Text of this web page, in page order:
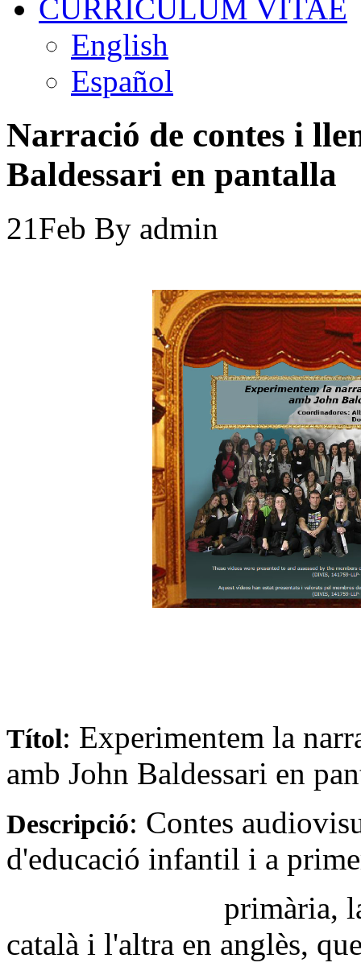
CURRICULUM VITAE
English
Español
Narració de contes i
Baldessari en pantalla
21Feb By admin
Títol: Experimentem la
amb John Baldessari en
Descripció: Contes
d'educació infantil i a
primària,
català i l'altra en anglès,